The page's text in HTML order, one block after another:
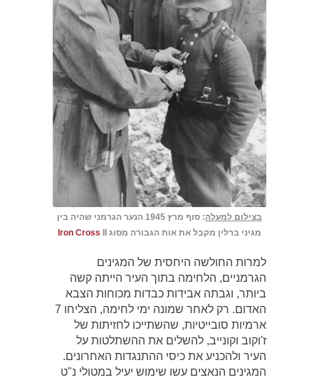
בצילום למעלה
: סוף מרץ 1945 הנער הגרמני שהיה בין
מגיני ברלין מקבל את אות הגבורה מסוג
Iron Cross II
למרות החולשה היחסית של המגינים
הגרמניים, הלחימה בתוך העיר הייתה קשה
ביותר, וגבתה אבידות כבדות מכוחות הצבא
האדום. רק לאחר שמונה ימי לחימה, הצליחו 7
ארמיות סובייטיות, שהשתייכו לחזיתות של
ז'וקוב וקונייב, להשלים את ההשתלטות על
העיר ולהכניע את כיסי ההתנגדות האחרונים.
המגינים הנאצים עשו שימוש יעיל במטולי נ"ט